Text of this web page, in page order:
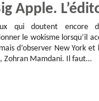
Apple.
qui doutent encore
le wokisme lorsqu’il
d’observer New York et
Zohran Mamdani. Il faut…